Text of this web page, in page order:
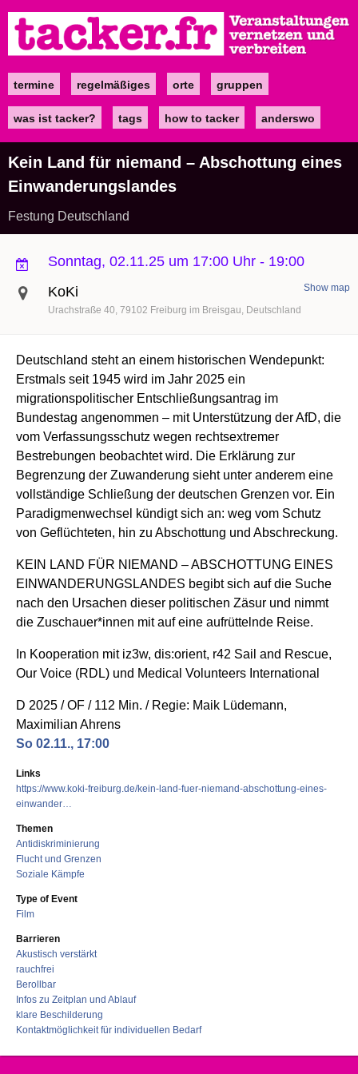
zum
Inhalt
Maintermine regelmäßiges orte gruppen
was ist tacker? tags how to tacker anderswo
Kein Land für niemand – Abschottung eines
Einwanderungslandes
Festung Deutschland
Sonntag, 02.11.25 um 17:00 Uhr - 19:00
KoKi
Urachstraße 40 79102 Freiburg im Breisgau Deutschland
Show map
Deutschland steht an einem historischen Wendepunkt:
Erstmals seit 1945 wird im Jahr 2025 ein
migrationspolitischer Entschließungsantrag im
Bundestag angenommen – mit Unterstützung der AfD, die
vom Verfassungsschutz wegen rechtsextremer
Bestrebungen beobachtet wird. Die Erklärung zur
Begrenzung der Zuwanderung sieht unter anderem eine
vollständige Schließung der deutschen Grenzen vor. Ein
Paradigmenwechsel kündigt sich an: weg vom Schutz
von Geflüchteten, hin zu Abschottung und Abschreckung.
KEIN LAND FÜR NIEMAND – ABSCHOTTUNG EINES
EINWANDERUNGSLANDES begibt sich auf die Suche
nach den Ursachen dieser politischen Zäsur und nimmt
die Zuschauer*innen mit auf eine aufrüttelnde Reise.
In Kooperation mit iz3w, dis:orient, r42 Sail and Rescue,
Our Voice (RDL) und Medical Volunteers International
D 2025 / OF / 112 Min. / Regie: Maik Lüdemann,
Maximilian Ahrens
So 02.11., 17:00
Links
https://www.koki-freiburg.de/kein-land-fuer-niemand-abschottung-eines-
einwander…
Themen
Antidiskriminierung
Flucht und Grenzen
Soziale Kämpfe
Type of Event
Film
Barrieren
Akustisch verstärkt
rauchfrei
Berollbar
Infos zu Zeitplan und Ablauf
klare Beschilderung
Kontaktmöglichkeit für individuellen Bedarf